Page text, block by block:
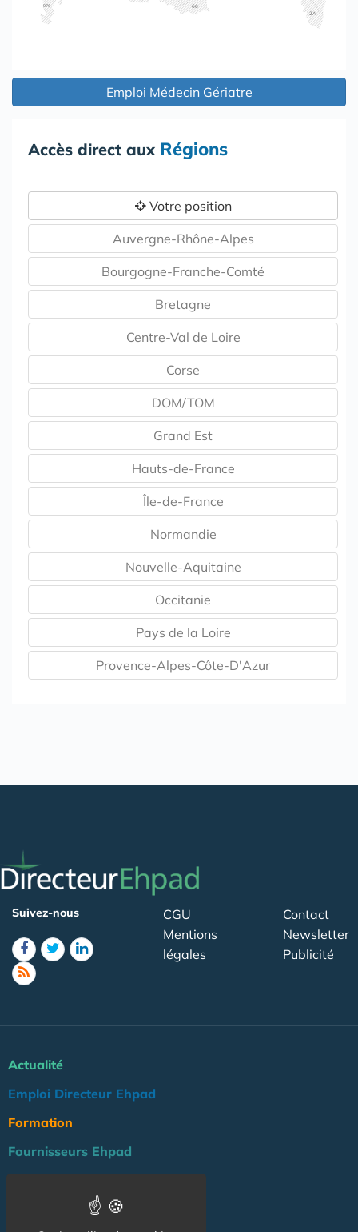
976 66
2A
Emploi Médecin Gériatre
Accès direct aux Régions
Votre position
Auvergne-Rhône-Alpes
Bourgogne-Franche-Comté
Bretagne
Centre-Val de Loire
Corse
DOM/TOM
Grand Est
Hauts-de-France
Île-de-France
Normandie
Nouvelle-Aquitaine
Occitanie
Pays de la Loire
Provence-Alpes-Côte-D'Azur
Suivez-nous
CGU
Mentions
légales
Contact
Newsletter
Publicité
Actualité
Emploi Directeur Ehpad
Formation
Fournisseurs Ehpad
Réglementation